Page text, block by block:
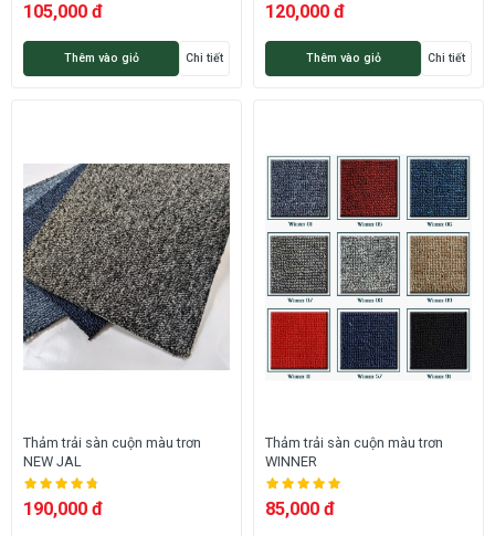
105,000 đ
Thêm vào giỏ Chi tiết
120,000 đ
Thêm vào giỏ Chi tiết
Thảm trải sàn cuộn màu trơn
NEW JAL
190,000 đ
Thảm trải sàn cuộn màu trơn
WINNER
85,000 đ